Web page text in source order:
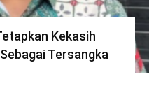
Kekasih
Tersangka